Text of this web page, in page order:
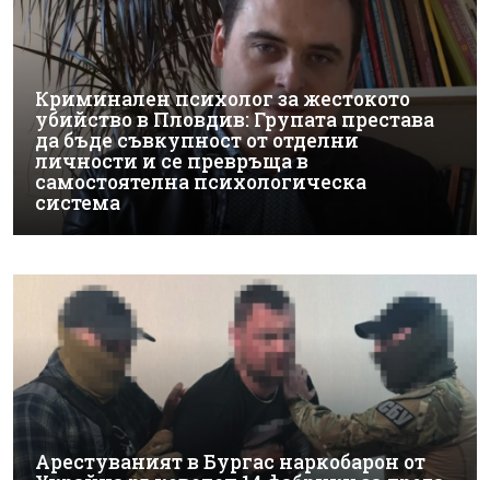
Криминален психолог за жестокото
убийство в Пловдив: Групата престава
да бъде съвкупност от отделни
личности и се превръща в
самостоятелна психологическа
система
Арестуваният в Бургас наркобарон от